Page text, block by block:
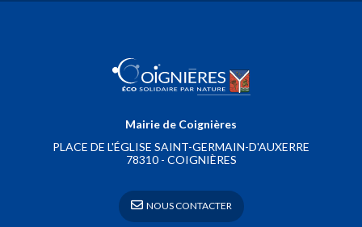
Mairie de Coignières
PLACE DE L'ÉGLISE SAINT-GERMAIN-D'AUXERRE
78310 - COIGNIÈRES
NOUS CONTACTER